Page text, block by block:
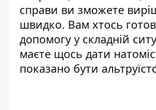
справи ви зможете
швидко. Вам хтось
допомогу у складній
маєте щось дати
показано бути